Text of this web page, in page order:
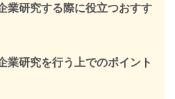
業研究する際に役立つおすす
業研究を行う上でのポイント